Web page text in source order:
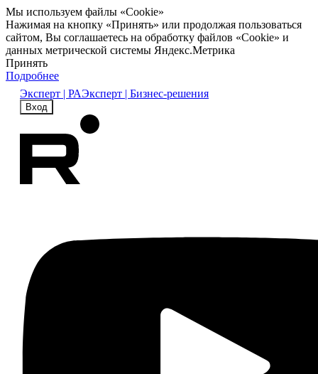
Мы используем файлы «Cookie»
Нажимая на кнопку «Принять» или продолжая пользоваться
сайтом, Вы соглашаетесь на обработку файлов «Cookie» и
данных метрической системы Яндекс.Метрика
Принять
Подробнее
Эксперт | РАЭксперт | Бизнес-решения
Вход